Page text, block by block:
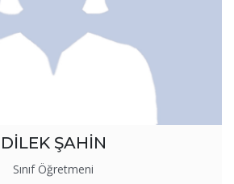
DİLEK ŞAHİN
Sınıf Öğretmeni